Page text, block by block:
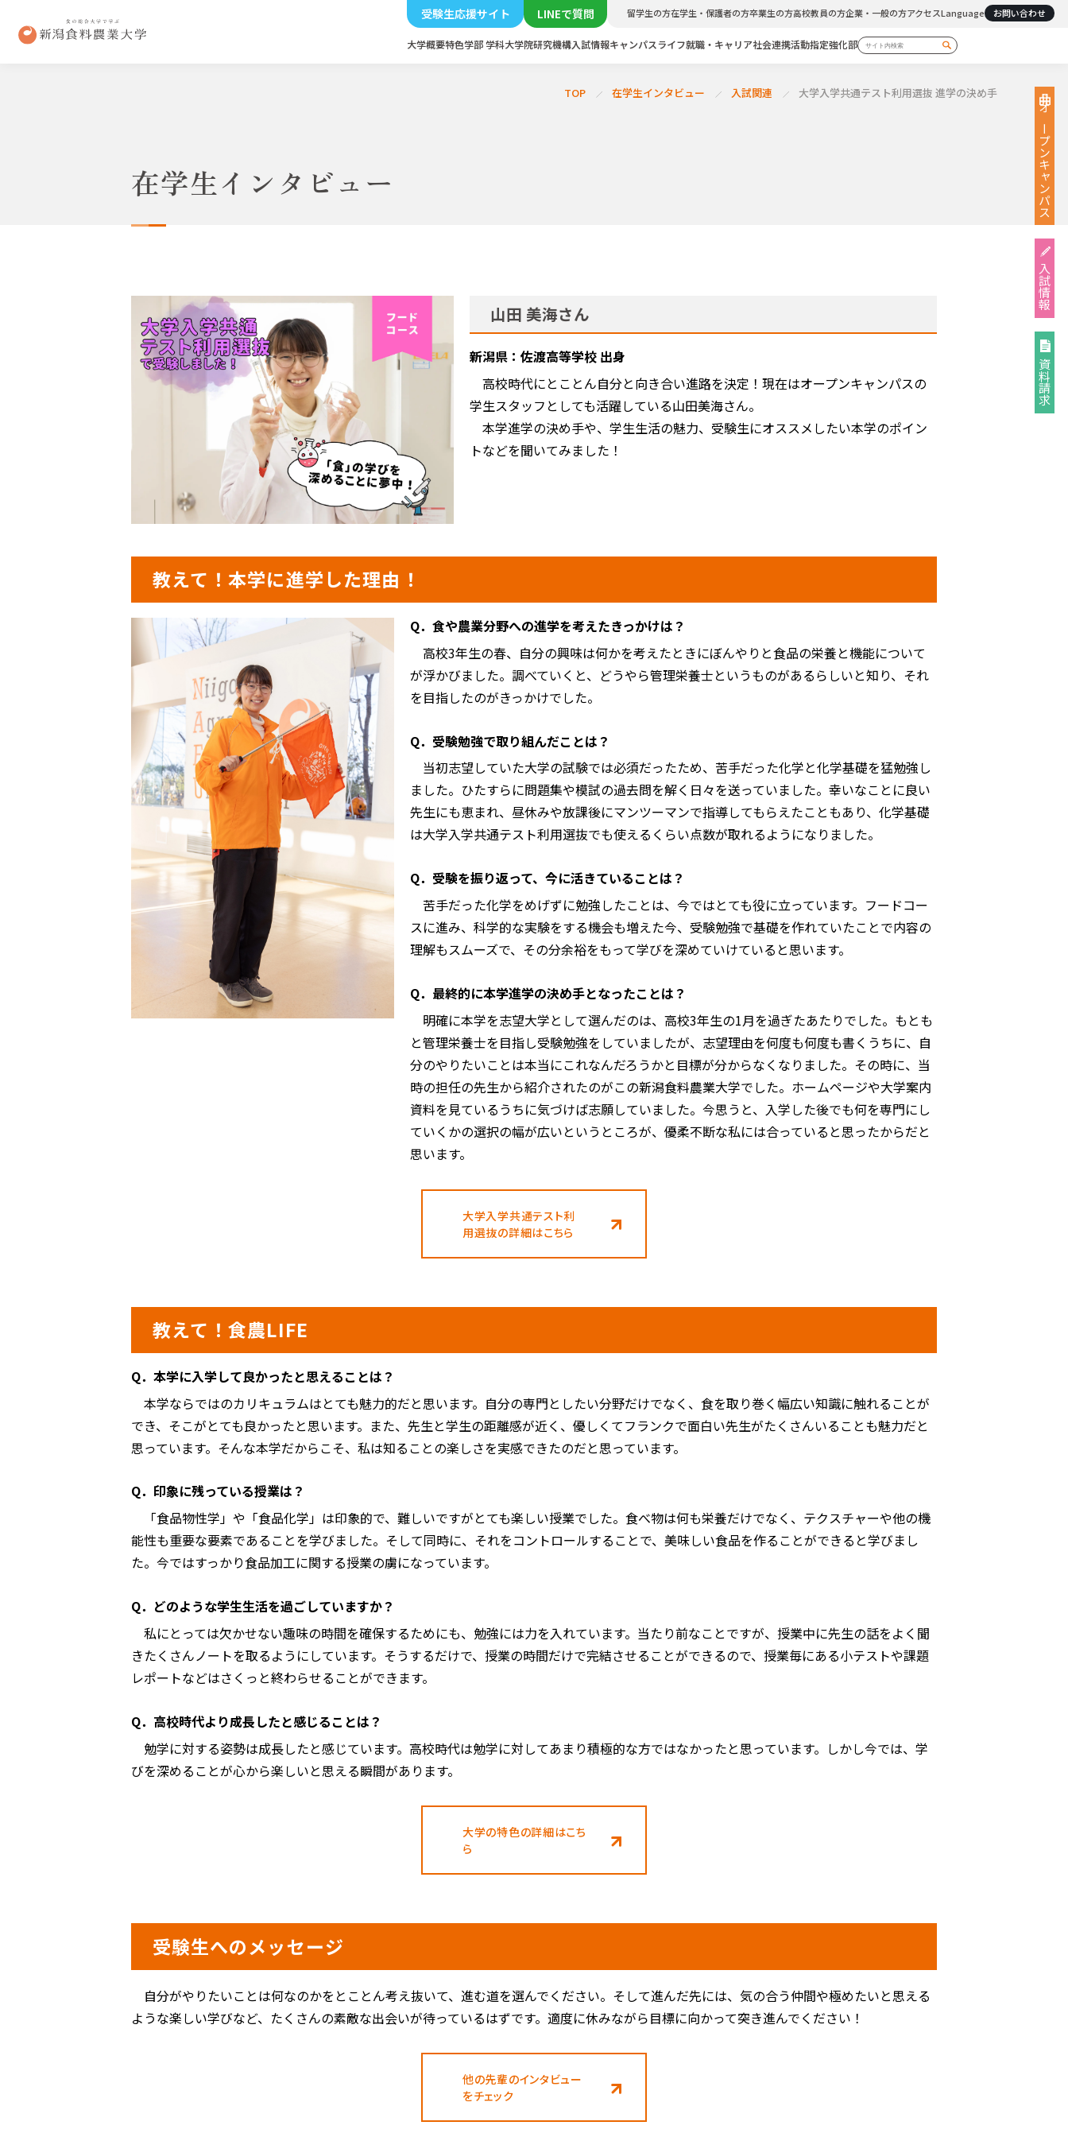
受験生応援サイト LINEで質問 留学生の方在学生・保護者の方卒業生の方高校教員の方企業・一般の方アクセスLanguage お問い合わせ
大学概要特色学部 学科大学院研究機構入試情報キャンパスライフ就職・キャリア社会連携活動指定強化部
オープン
キャンパス
入試情報
資料請求
TOP 在学生インタビュー 入試関連 大学入学共通テスト利用選抜 進学の決め手
在学生インタビュー
山田 美海さん
新潟県：佐渡高等学校 出身
高校時代にとことん自分と向き合い進路を決定！現在はオープンキャンパスの
学生スタッフとしても活躍している山田美海さん。
本学進学の決め手や、学生生活の魅力、受験生にオススメしたい本学のポイン
トなどを聞いてみました！
教えて！本学に進学した理由！
Q．食や農業分野への進学を考えたきっかけは？
高校3年生の春、自分の興味は何かを考えたときにぼんやりと食品の栄養と機能について
が浮かびました。調べていくと、どうやら管理栄養士というものがあるらしいと知り、それ
を目指したのがきっかけでした。
Q．受験勉強で取り組んだことは？
当初志望していた大学の試験では必須だったため、苦手だった化学と化学基礎を猛勉強し
ました。ひたすらに問題集や模試の過去問を解く日々を送っていました。幸いなことに良い
先生にも恵まれ、昼休みや放課後にマンツーマンで指導してもらえたこともあり、化学基礎
は大学入学共通テスト利用選抜でも使えるくらい点数が取れるようになりました。
Q．受験を振り返って、今に活きていることは？
苦手だった化学をめげずに勉強したことは、今ではとても役に立っています。フードコー
スに進み、科学的な実験をする機会も増えた今、受験勉強で基礎を作れていたことで内容の
理解もスムーズで、その分余裕をもって学びを深めていけていると思います。
Q．最終的に本学進学の決め手となったことは？
明確に本学を志望大学として選んだのは、高校3年生の1月を過ぎたあたりでした。もとも
と管理栄養士を目指し受験勉強をしていましたが、志望理由を何度も何度も書くうちに、自
分のやりたいことは本当にこれなんだろうかと目標が分からなくなりました。その時に、当
時の担任の先生から紹介されたのがこの新潟食料農業大学でした。ホームページや大学案内
資料を見ているうちに気づけば志願していました。今思うと、入学した後でも何を専門にし
ていくかの選択の幅が広いというところが、優柔不断な私には合っていると思ったからだと
思います。
大学入学共通テスト利
用選抜の詳細はこちら
教えて！食農LIFE
Q．本学に入学して良かったと思えることは？
本学ならではのカリキュラムはとても魅力的だと思います。自分の専門としたい分野だけでなく、食を取り巻く幅広い知識に触れることが
でき、そこがとても良かったと思います。また、先生と学生の距離感が近く、優しくてフランクで面白い先生がたくさんいることも魅力だと
思っています。そんな本学だからこそ、私は知ることの楽しさを実感できたのだと思っています。
Q．印象に残っている授業は？
「食品物性学」や「食品化学」は印象的で、難しいですがとても楽しい授業でした。食べ物は何も栄養だけでなく、テクスチャーや他の機
能性も重要な要素であることを学びました。そして同時に、それをコントロールすることで、美味しい食品を作ることができると学びまし
た。今ではすっかり食品加工に関する授業の虜になっています。
Q．どのような学生生活を過ごしていますか？
私にとっては欠かせない趣味の時間を確保するためにも、勉強には力を入れています。当たり前なことですが、授業中に先生の話をよく聞
きたくさんノートを取るようにしています。そうするだけで、授業の時間だけで完結させることができるので、授業毎にある小テストや課題
レポートなどはさくっと終わらせることができます。
Q．高校時代より成長したと感じることは？
勉学に対する姿勢は成長したと感じています。高校時代は勉学に対してあまり積極的な方ではなかったと思っています。しかし今では、学
びを深めることが心から楽しいと思える瞬間があります。
大学の特色の詳細はこち
ら
受験生へのメッセージ
自分がやりたいことは何なのかをとことん考え抜いて、進む道を選んでください。そして進んだ先には、気の合う仲間や極めたいと思える
ような楽しい学びなど、たくさんの素敵な出会いが待っているはずです。適度に休みながら目標に向かって突き進んでください！
他の先輩のインタビュー
をチェック